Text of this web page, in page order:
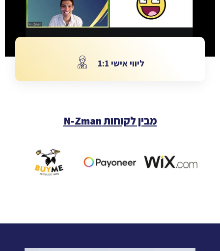
ליווי אישי 1:1
ליווי אישי 1:1
מבין לקוחות N-Zman